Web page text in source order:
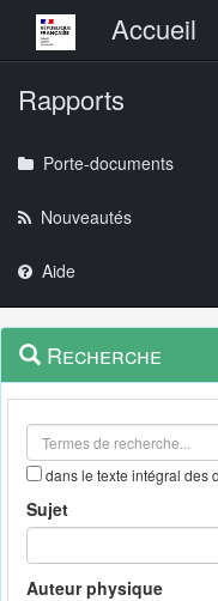
Menu principalAccueil
Rapports
Porte-documents
Nouveautés
Aide
Navigation
outils
Menu
contextuel
Recherche
dans le texte intégral des
Sujet
Auteur physique